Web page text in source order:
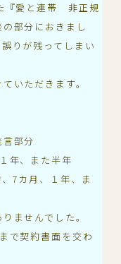
『愛と連帯 非正規
部分におきまし
りが残ってしまい
いただきます。
部分
年、また半年
7カ月、１年、ま
りませんでした。
で契約書面を交わ